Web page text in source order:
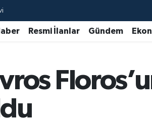
Resmi İlanlar Gündem